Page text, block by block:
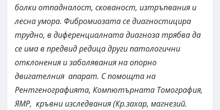
болки отпадналост, скованост, изтръпвания и
лесна умора. Фибромиозата се диагностицира
трудно, в диференциалната диагноза трябва да
се има в предвид редица други патологични
отклонения и заболявания на опорно
двигателния апарат. С помощта на
Рентгенографията, Компютърната Томография,
ЯМР, кръвни изследвания (Кр.захар, магнезий.